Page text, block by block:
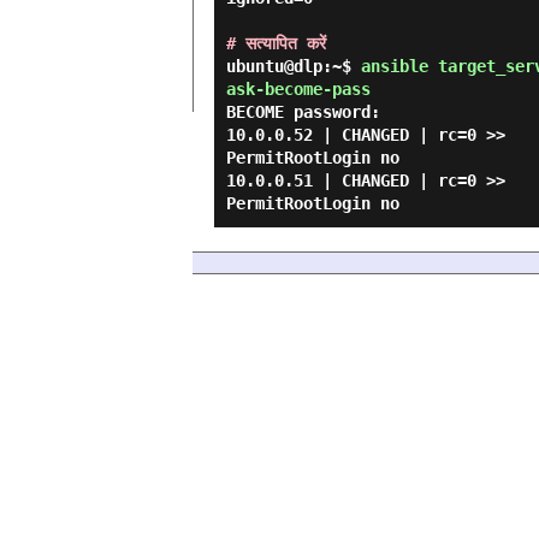
# सत्यापित करें
ubuntu@dlp:~$ ansible
ask-become-pass
BECOME password:
10.0.0.52 | CHANGED | rc=0 >>
PermitRootLogin no
10.0.0.51 | CHANGED | rc=0 >>